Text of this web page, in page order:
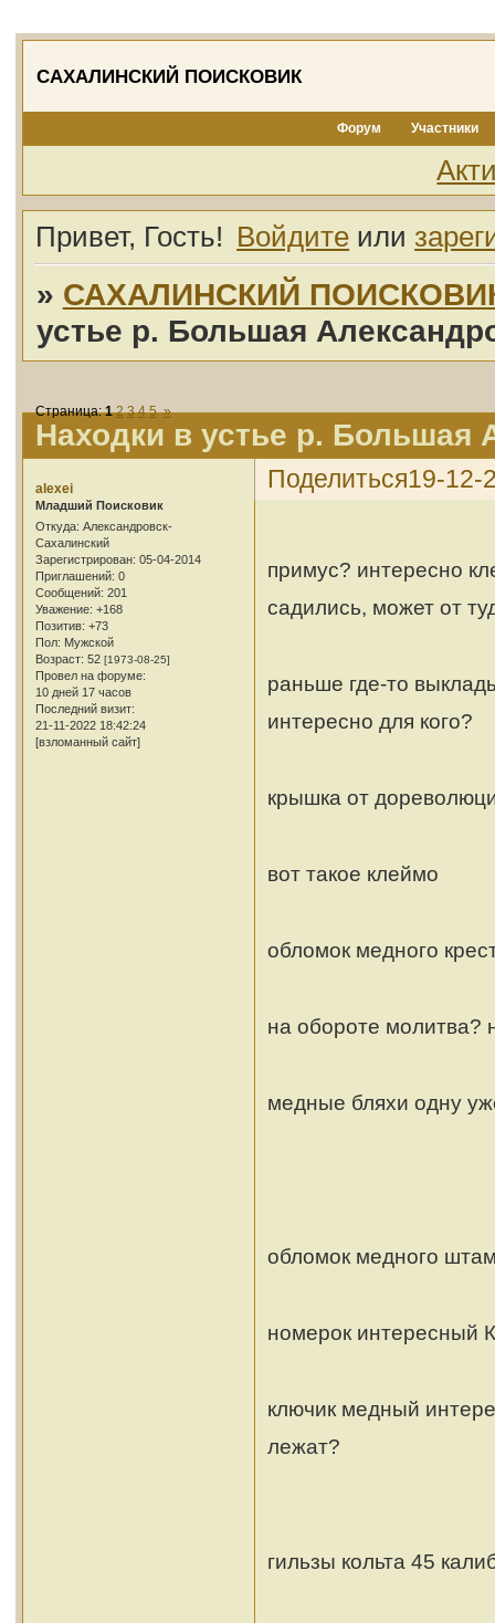
САХАЛИНСКИЙ ПОИСКОВИК
Форум Участники
Привет, Гость! Войдите или
» САХАЛИНСКИЙ
устье р. Большая
Находки в устье р. Большая
Страница:1 2 3 4 5 »
Поделиться19-12-
alexei
Младший Поисковик
Откуда: Александровск-
Сахалинский
Зарегистрирован: 05-04-2014
Приглашений: 0
Сообщений: 201
Уважение: +168
Позитив: +73
Пол: Мужской
Возраст: 52 [1973-08-25]
Провел на форуме:
10 дней 17 часов
Последний визит:
21-11-2022 18:42:24
[взломанный сайт]
примус? интересно
садились, может от
раньше где-то
интересно для кого?
крышка от
вот такое клеймо
обломок медного
на обороте молитва?
медные бляхи одну
обломок медного
номерок интересный
ключик медный
лежат?
гильзы кольта 45